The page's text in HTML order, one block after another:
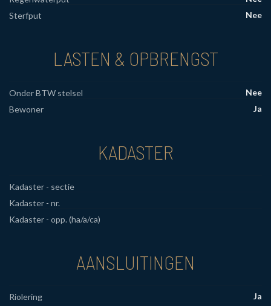
Sterfput
Nee
LASTEN & OPBRENGST
Onder BTW stelsel
Nee
Bewoner
Ja
KADASTER
Kadaster - sectie
Kadaster - nr.
Kadaster - opp. (ha/a/ca)
AANSLUITINGEN
Riolering
Ja